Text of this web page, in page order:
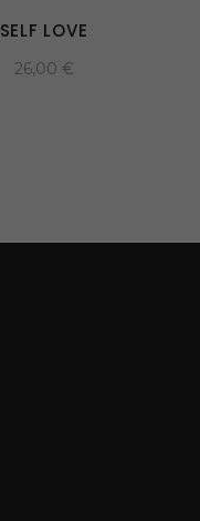
SELF LOVE
26,00 €